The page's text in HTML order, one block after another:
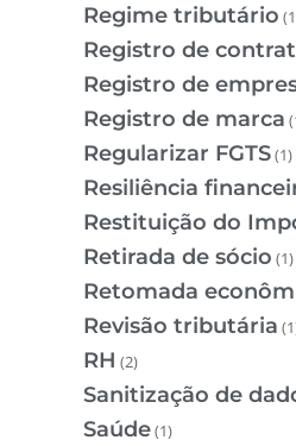
Regime tributário
Registro de
Registro de
Registro de marca
Regularizar FGTS(1)
Resiliência
Restituição do
Retirada de sócio (1)
Retomada
Revisão tributária
RH (2)
Sanitização de
Saúde(1)